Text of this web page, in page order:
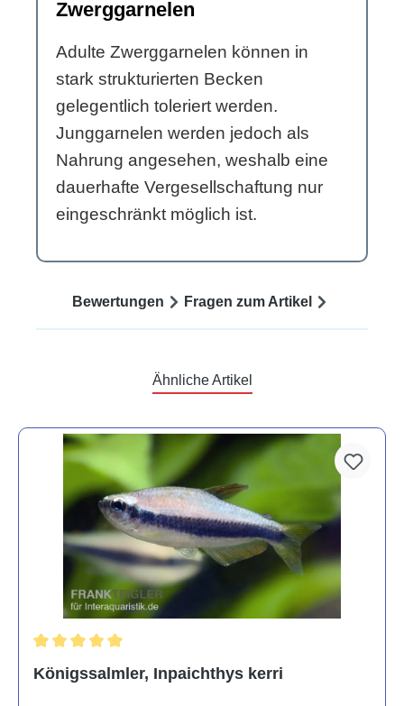
Zwerggarnelen
Adulte Zwerggarnelen können in
stark strukturierten Becken
gelegentlich toleriert werden.
Junggarnelen werden jedoch als
Nahrung angesehen, weshalb eine
dauerhafte Vergesellschaftung nur
eingeschränkt möglich ist.
Bewertungen Fragen zum Artikel
Ähnliche Artikel
Königssalmler, Inpaichthys kerri